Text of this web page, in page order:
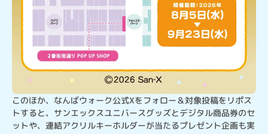
このほか、なんばウォーク公式Xをフォロー＆対象投稿をリポス
トすると、サンエックスユニバースグッズとデジタル商品券のセ
ットや、連結アクリルキーホルダーが当たるプレゼント企画も実